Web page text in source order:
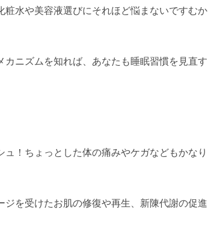
水や美容液選びにそれほど悩まないですむか
ニズムを知れば、あなたも睡眠習慣を見直す
！ちょっとした体の痛みやケガなどもかなり
を受けたお肌の修復や再生、新陳代謝の促進